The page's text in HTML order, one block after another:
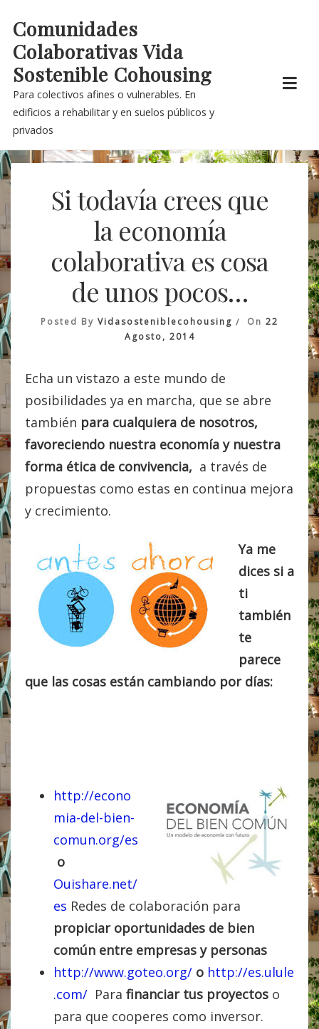
content
Comunidades
Colaborativas Vida
Sostenible Cohousing
Para colectivos afines o vulnerables. En
edificios a rehabilitar y en suelos públicos y
privados
Si todavía crees que
la economía
colaborativa es cosa
de unos pocos…
Posted By Vidasosteniblecohousing On 22
Agosto, 2014
Echa un vistazo a este mundo de
posibilidades ya en marcha, que se abre
también para cualquiera de nosotros,
favoreciendo nuestra economía y nuestra
forma ética de convivencia, a través de
propuestas como estas en continua mejora
y crecimiento.
Ya me
dices si a
ti
también
te
parece
que las cosas están cambiando por días:
http://econo
mia-del-bien-
comun.org/es
o
Ouishare.net/
es Redes de colaboración para
propiciar oportunidades de bien
común entre empresas y personas
http://www.goteo.org/ o http://es.ulule
.com/ Para financiar tus proyectos o
para que cooperes como inversor.